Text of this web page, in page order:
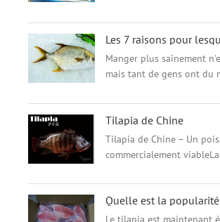
baisse dans son secteur
son voisin moins aisé ...
Manger plus sainement
mais tant de gens ont du
sommes ici pour vous
raisons qui vous
poursuivr...
Tilapia de Chine
Tilapia de Chine – Un
commercialement
Tilapia. Le tilapia est un
douce chaud appartenant
Le tilapia est maintenant